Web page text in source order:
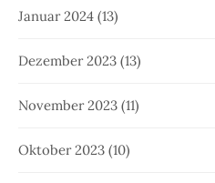
Januar 2024 (13)
Dezember 2023 (13)
November 2023 (11)
Oktober 2023 (10)